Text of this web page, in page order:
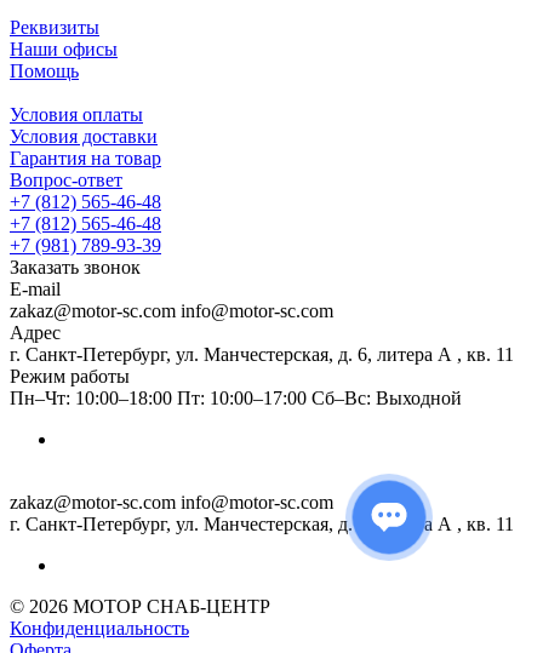
Реквизиты
Наши офисы
Помощь
Условия оплаты
Условия доставки
Гарантия на товар
Вопрос-ответ
+7 (812) 565-46-48
+7 (812) 565-46-48
+7 (981) 789-93-39
Заказать звонок
E-mail
zakaz@motor-sc.com info@motor-sc.com
Адрес
г. Санкт-Петербург, ул. Манчестерская, д. 6, литера А , кв. 11
Режим работы
Пн–Чт: 10:00–18:00 Пт: 10:00–17:00 Сб–Вс: Выходной
zakaz@motor-sc.com info@motor-sc.com
г. Санкт-Петербург, ул. Манчестерская, д. 6, литера А , кв. 11
© 2026 МОТОР СНАБ-ЦЕНТР
Конфиденциальность